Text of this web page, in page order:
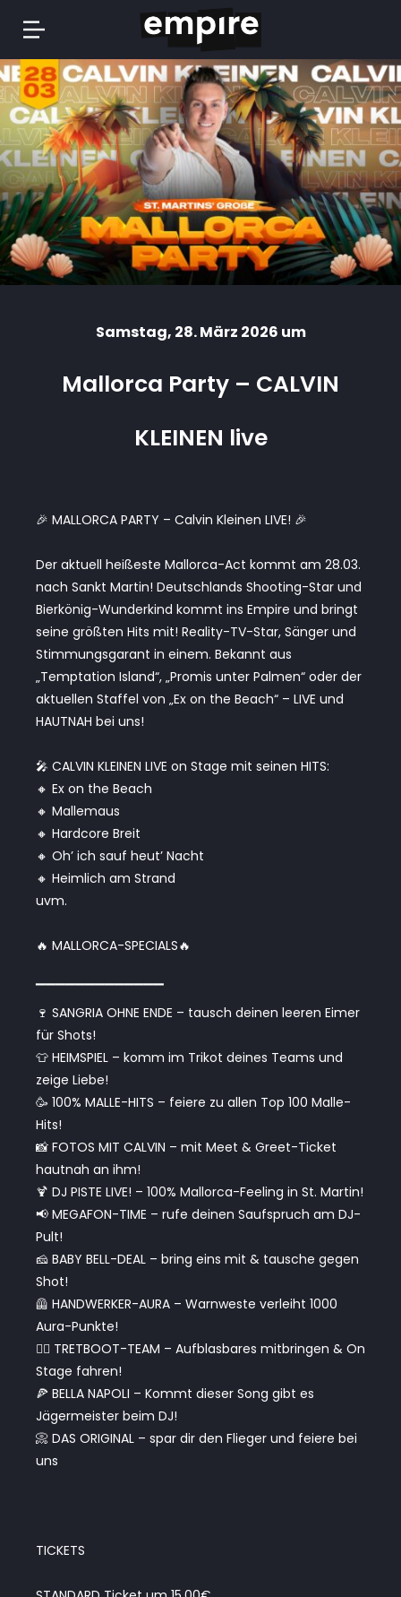
Springe
zum
Inhalt
Samstag, 28. März 2026 um
Mallorca Party – CALVIN
KLEINEN live
🎉 MALLORCA PARTY – Calvin Kleinen LIVE! 🎉
Der aktuell heißeste Mallorca-Act kommt am 28.03.
nach Sankt Martin! Deutschlands Shooting-Star und
Bierkönig-Wunderkind kommt ins Empire und bringt
seine größten Hits mit! Reality-TV-Star, Sänger und
Stimmungsgarant in einem. Bekannt aus
„Temptation Island“, „Promis unter Palmen“ oder der
aktuellen Staffel von „Ex on the Beach“ – LIVE und
HAUTNAH bei uns!
🎤 CALVIN KLEINEN LIVE on Stage mit seinen HITS:
🔸 Ex on the Beach
🔸 Mallemaus
🔸 Hardcore Breit
🔸 Oh’ ich sauf heut’ Nacht
🔸 Heimlich am Strand
uvm.
🔥 MALLORCA-SPECIALS🔥
▔▔▔▔▔▔▔▔▔▔▔▔▔
🍷 SANGRIA OHNE ENDE – tausch deinen leeren Eimer
für Shots!
👕 HEIMSPIEL – komm im Trikot deines Teams und
zeige Liebe!
🥳 100% MALLE-HITS – feiere zu allen Top 100 Malle-
Hits!
📸 FOTOS MIT CALVIN – mit Meet & Greet-Ticket
hautnah an ihm!
🍹 DJ PISTE LIVE! – 100% Mallorca-Feeling in St. Martin!
📢 MEGAFON-TIME – rufe deinen Saufspruch am DJ-
Pult!
🧀 BABY BELL-DEAL – bring eins mit & tausche gegen
Shot!
🦺 HANDWERKER-AURA – Warnweste verleiht 1000
Aura-Punkte!
🚣‍♂️ TRETBOOT-TEAM – Aufblasbares mitbringen & On
Stage fahren!
🍕 BELLA NAPOLI – Kommt dieser Song gibt es
Jägermeister beim DJ!
📀 DAS ORIGINAL – spar dir den Flieger und feiere bei
uns
TICKETS